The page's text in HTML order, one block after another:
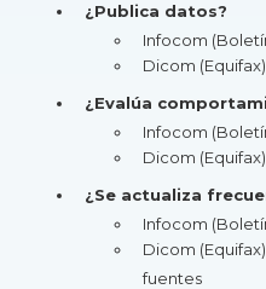
¿Publica datos?
Infocom
Dicom
¿Evalúa
Infocom
Dicom
¿Se actualiza
Infocom
Dicom
fuentes